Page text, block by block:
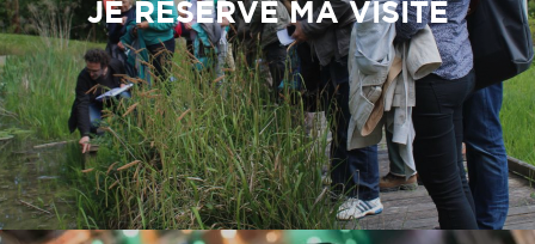
JE RÉSERVE MA VISITE